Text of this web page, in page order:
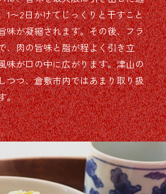
1〜2日かけてじっくりと干すこと
味が凝縮されます。その後、フラ
、肉の旨味と脂が程よく引き立
味が口の中に広がります。津山の
つつ、倉敷市内ではあまり取り扱
。